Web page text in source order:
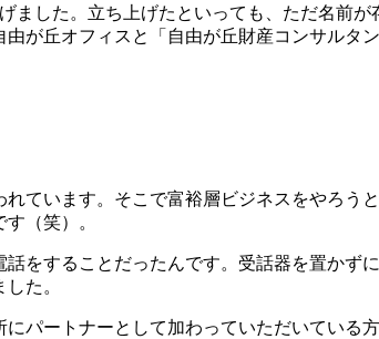
ました。立ち上げたといっても、ただ名前
が丘オフィスと「自由が丘財産コンサルタ
ています。そこで富裕層ビジネスをやろう
（笑）。
をすることだったんです。受話器を置かず
た。
パートナーとして加わっていただいている